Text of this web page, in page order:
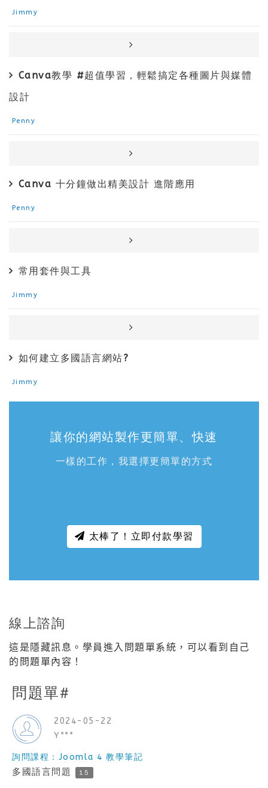
Jimmy
Canva教學 #超值學習，輕鬆搞定各種圖片與媒體
設計
Penny
Canva 十分鐘做出精美設計 進階應用
Penny
常用套件與工具
Jimmy
如何建立多國語言網站?
Jimmy
讓你的網站製作更簡單、快速
一樣的工作，我選擇更簡單的方式
太棒了！立即付款學習
線上諮詢
這是隱藏訊息。學員進入問題單系統，可以看到自己
的問題單內容！
問題單#
2024-05-22
Y***
詢問課程：Joomla 4 教學筆記
多國語言問題 15